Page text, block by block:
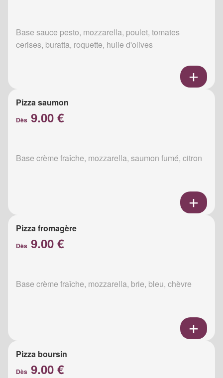
Base sauce pesto, mozzarella, poulet, tomates
cerises, buratta, roquette, huile d'olives
Pizza saumon
Dès 9.00 €
Base crème fraîche, mozzarella, saumon fumé, citron
Pizza fromagère
Dès 9.00 €
Base crème fraîche, mozzarella, brie, bleu, chèvre
Pizza boursin
Dès 9.00 €